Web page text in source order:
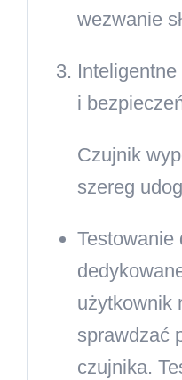
wezwanie
i
Czujnik
szereg
Testowanie
użytkownik
sprawdzać
czujnika.